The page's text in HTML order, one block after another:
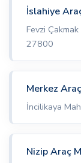
İslahiye
Fevzi
27800
Merkez
İncilikaya
Nizip Araç